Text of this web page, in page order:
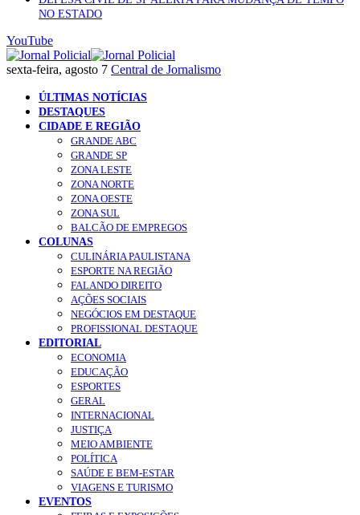
NO ESTADO
YouTube
sexta-feira, agosto 7 Central de Jornalismo
ÚLTIMAS NOTÍCIAS
DESTAQUES
CIDADE E REGIÃO
GRANDE ABC
GRANDE SP
ZONA LESTE
ZONA NORTE
ZONA OESTE
ZONA SUL
BALCÃO DE EMPREGOS
COLUNAS
CULINÁRIA PAULISTANA
ESPORTE NA REGIÃO
FALANDO DIREITO
AÇÕES SOCIAIS
NEGÓCIOS EM DESTAQUE
PROFISSIONAL DESTAQUE
EDITORIAL
ECONOMIA
EDUCAÇÃO
ESPORTES
GERAL
INTERNACIONAL
JUSTIÇA
MEIO AMBIENTE
POLÍTICA
SAÚDE E BEM-ESTAR
VIAGENS E TURISMO
EVENTOS